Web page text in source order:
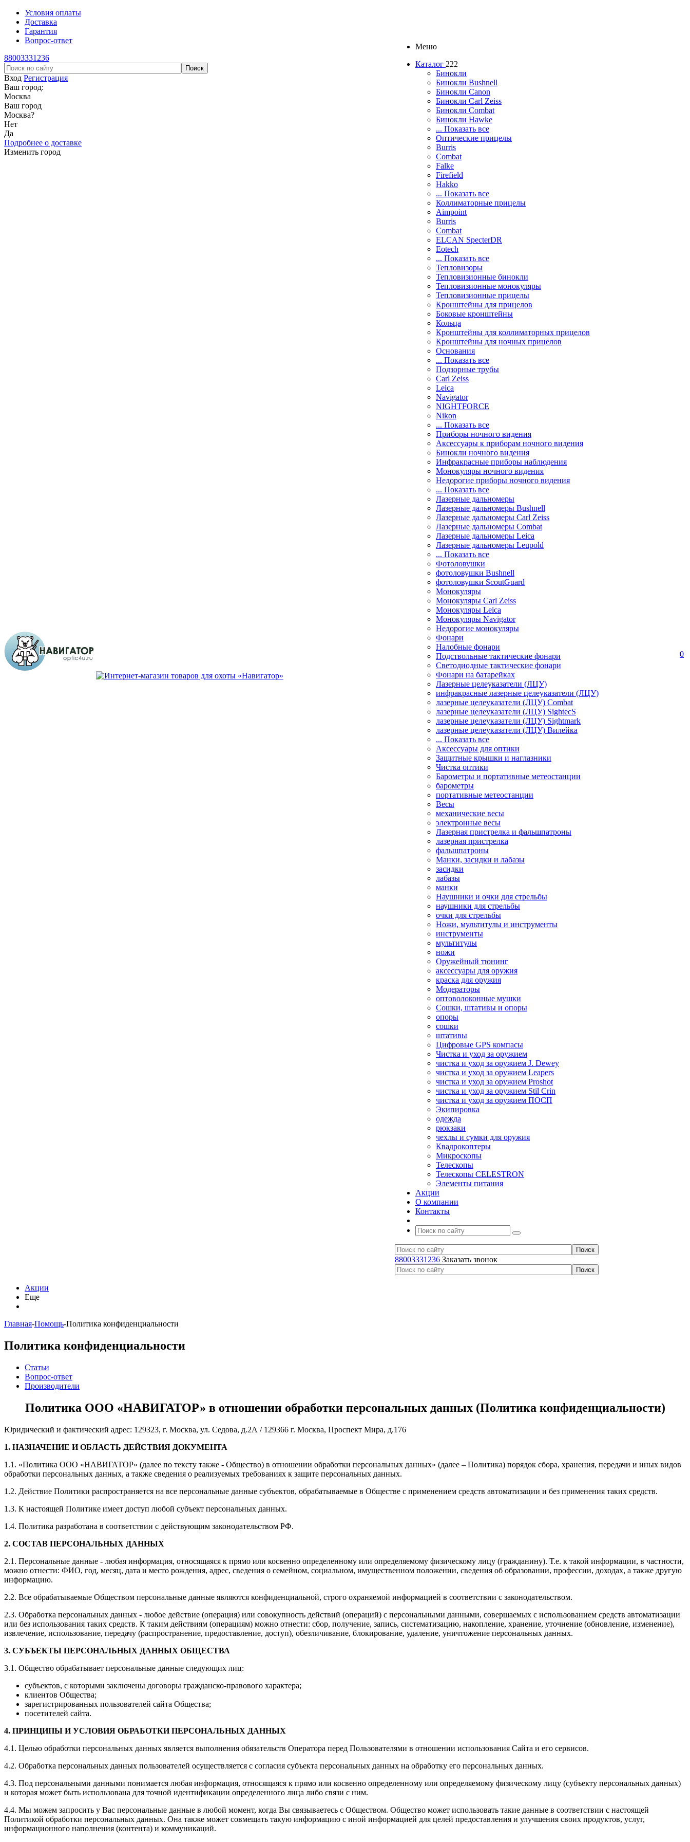
Условия оплаты
Доставка
Гарантия
Вопрос-ответ
88003331236
Вход Регистрация
Ваш город:
Москва
Ваш город
Москва?
Нет
Да
Подробнее о доставке
Изменить город
Меню
Каталог 222
Бинокли
Бинокли Bushnell
Бинокли Canon
Бинокли Carl Zeiss
Бинокли Combat
Бинокли Hawke
... Показать все
Оптические прицелы
Burris
Combat
Falke
Firefield
Hakko
... Показать все
Коллиматорные прицелы
Aimpoint
Burris
Combat
ELCAN SpecterDR
Eotech
... Показать все
Тепловизоры
Тепловизионные бинокли
Тепловизионные монокуляры
Тепловизионные прицелы
Кронштейны для прицелов
Боковые кронштейны
Кольца
Кронштейны для коллиматорных прицелов
Кронштейны для ночных прицелов
Основания
... Показать все
Подзорные трубы
Carl Zeiss
Leica
Navigator
NIGHTFORCE
Nikon
... Показать все
Приборы ночного видения
Аксессуары к приборам ночного видения
Бинокли ночного видения
Инфракрасные приборы наблюдения
Монокуляры ночного видения
Недорогие приборы ночного видения
... Показать все
Лазерные дальномеры
Лазерные дальномеры Bushnell
Лазерные дальномеры Carl Zeiss
Лазерные дальномеры Combat
Лазерные дальномеры Leica
Лазерные дальномеры Leupold
... Показать все
Фотоловушки
фотоловушки Bushnell
фотоловушки ScoutGuard
Монокуляры
Монокуляры Carl Zeiss
Монокуляры Leica
Монокуляры Navigator
Недорогие монокуляры
Фонари
Налобные фонари
Подствольные тактические фонари
Светодиодные тактические фонари
Фонари на батарейках
Лазерные целеуказатели (ЛЦУ)
инфракрасные лазерные целеуказатели (ЛЦУ)
лазерные целеуказатели (ЛЦУ) Combat
лазерные целеуказатели (ЛЦУ) SightecS
лазерные целеуказатели (ЛЦУ) Sightmark
лазерные целеуказатели (ЛЦУ) Вилейка
... Показать все
Аксессуары для оптики
Защитные крышки и наглазники
Чистка оптики
Барометры и портативные метеостанции
барометры
портативные метеостанции
Весы
механические весы
электронные весы
Лазерная пристрелка и фальшпатроны
лазерная пристрелка
фальшпатроны
Манки, засидки и лабазы
засидки
лабазы
манки
Наушники и очки для стрельбы
наушники для стрельбы
очки для стрельбы
Ножи, мультитулы и инструменты
инструменты
мультитулы
ножи
Оружейный тюнинг
аксессуары для оружия
краска для оружия
Модераторы
оптоволоконные мушки
Сошки, штативы и опоры
опоры
сошки
штативы
Цифровые GPS компасы
Чистка и уход за оружием
чистка и уход за оружием J. Dewey
чистка и уход за оружием Leapers
чистка и уход за оружием Proshot
чистка и уход за оружием Stil Crin
чистка и уход за оружием ПОСП
Экипировка
одежда
рюкзаки
чехлы и сумки для оружия
Квадрокоптеры
Микроскопы
Телескопы
Телескопы CELESTRON
Элементы питания
Акции
О компании
Контакты
88003331236 Заказать звонок
0
Акции
Еще
Главная-Помощь-Политика конфиденциальности
Политика конфиденциальности
Статьи
Вопрос-ответ
Производители
Политика ООО «НАВИГАТОР» в отношении обработки персональных данных (Политика конфиденциальности)
Юридический и фактический адрес: 129323, г. Москва, ул. Седова, д.2А / 129366 г. Москва, Проспект Мира, д.176
1. НАЗНАЧЕНИЕ И ОБЛАСТЬ ДЕЙСТВИЯ ДОКУМЕНТА
1.1. «Политика ООО «НАВИГАТОР» (далее по тексту также - Общество) в отношении обработки персональных данных» (далее – Политика) порядок сбора, хранения, передачи и иных видов
обработки персональных данных, а также сведения о реализуемых требованиях к защите персональных данных.
1.2. Действие Политики распространяется на все персональные данные субъектов, обрабатываемые в Обществе с применением средств автоматизации и без применения таких средств.
1.3. К настоящей Политике имеет доступ любой субъект персональных данных.
1.4. Политика разработана в соответствии с действующим законодательством РФ.
2. СОСТАВ ПЕРСОНАЛЬНЫХ ДАННЫХ
2.1. Персональные данные - любая информация, относящаяся к прямо или косвенно определенному или определяемому физическому лицу (гражданину). Т.е. к такой информации, в частности,
можно отнести: ФИО, год, месяц, дата и место рождения, адрес, сведения о семейном, социальном, имущественном положении, сведения об образовании, профессии, доходах, а также другую
информацию.
2.2. Все обрабатываемые Обществом персональные данные являются конфиденциальной, строго охраняемой информацией в соответствии с законодательством.
2.3. Обработка персональных данных - любое действие (операция) или совокупность действий (операций) с персональными данными, совершаемых с использованием средств автоматизации
или без использования таких средств. К таким действиям (операциям) можно отнести: сбор, получение, запись, систематизацию, накопление, хранение, уточнение (обновление, изменение),
извлечение, использование, передачу (распространение, предоставление, доступ), обезличивание, блокирование, удаление, уничтожение персональных данных.
3. СУБЪЕКТЫ ПЕРСОНАЛЬНЫХ ДАННЫХ ОБЩЕСТВА
3.1. Общество обрабатывает персональные данные следующих лиц:
субъектов, с которыми заключены договоры гражданско-правового характера;
клиентов Общества;
зарегистрированных пользователей сайта Общества;
посетителей сайта.
4. ПРИНЦИПЫ И УСЛОВИЯ ОБРАБОТКИ ПЕРСОНАЛЬНЫХ ДАННЫХ
4.1. Целью обработки персональных данных является выполнения обязательств Оператора перед Пользователями в отношении использования Сайта и его сервисов.
4.2. Обработка персональных данных пользователей осуществляется с согласия субъекта персональных данных на обработку его персональных данных.
4.3. Под персональными данными понимается любая информация, относящаяся к прямо или косвенно определенному или определяемому физическому лицу (субъекту персональных данных)
и которая может быть использована для точной идентификации определенного лица либо связи с ним.
4.4. Мы можем запросить у Вас персональные данные в любой момент, когда Вы связываетесь с Обществом. Общество может использовать такие данные в соответствии с настоящей
Политикой обработки персональных данных. Она также может совмещать такую информацию с иной информацией для целей предоставления и улучшения своих продуктов, услуг,
информационного наполнения (контента) и коммуникаций.